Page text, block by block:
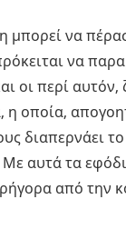
μπορεί να
να
οι περί
οποία,
διαπερνάει
Με αυτά τα
από την